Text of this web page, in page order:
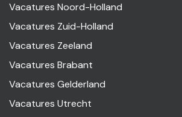
Vacatures Noord-Holland
Vacatures Zuid-Holland
Vacatures Zeeland
Vacatures Brabant
Vacatures Gelderland
Vacatures Utrecht